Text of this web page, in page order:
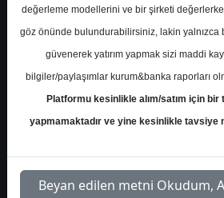
Salı, 02 Eylül 2025
Ana Sayfa
Marbaş
Marbaş Menkul,
Gelecek Varlık
için tavsiyesini
değerleme modellerini ve bir şirketi
göz önünde bulundurabilirsiniz, lakin yalnızca
güvenerek yatırım yapmak sizi maddi
bilgiler/paylaşımlar kurum&banka raporları
Platformu kesinlikle alım/satım için
yapmamaktadır ve yine kesinlikle tavsiye
Beyan edilen metni Okudum,